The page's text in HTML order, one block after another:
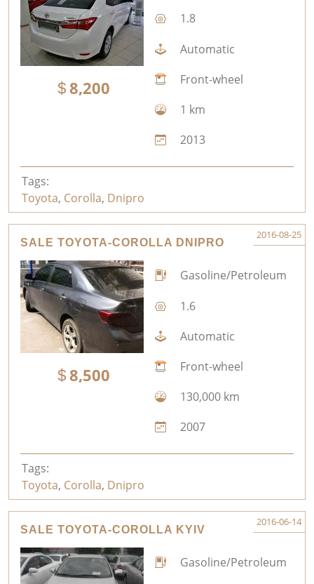
8,200
1.8
Automatic
Front-wheel
1 km
2013
Tags:
Toyota, Corolla, Dnipro
SALE TOYOTA-COROLLA DNIPRO
2016-08-25
8,500
Gasoline/Petroleum
1.6
Automatic
Front-wheel
130,000 km
2007
Tags:
Toyota, Corolla, Dnipro
SALE TOYOTA-COROLLA KYIV
2016-06-14
Gasoline/Petroleum